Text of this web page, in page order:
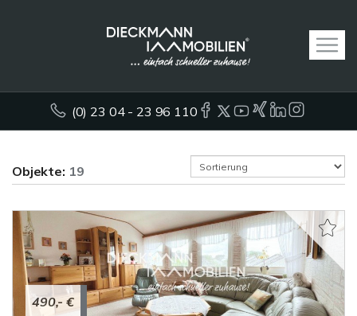
(0) 23 04 - 23 96 110
Objekte: 19
490,- €